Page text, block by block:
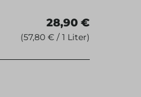
28,90 €
(57,80 € / 1 Liter)